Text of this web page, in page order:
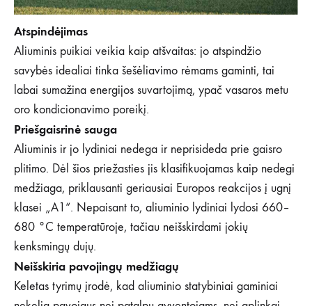
Atspindėjimas
Aliuminis puikiai veikia kaip atšvaitas: jo atspindžio
savybės idealiai tinka šešėliavimo rėmams gaminti, tai
labai sumažina energijos suvartojimą, ypač vasaros metu
oro kondicionavimo poreikį.
Priešgaisrinė sauga
Aliuminis ir jo lydiniai nedega ir neprisideda prie gaisro
plitimo. Dėl šios priežasties jis klasifikuojamas kaip nedegi
medžiaga, priklausanti geriausiai Europos reakcijos į ugnį
klasei „A1“. Nepaisant to, aliuminio lydiniai lydosi 660–
680 °C temperatūroje, tačiau neišskirdami jokių
kenksmingų dujų.
Neišskiria pavojingų medžiagų
Keletas tyrimų įrodė, kad aliuminio statybiniai gaminiai